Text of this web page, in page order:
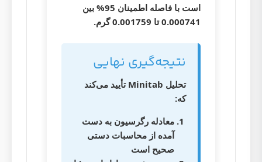
است با فاصله اطمینان 95% بین
0.000741 تا 0.001759 گرم
.
نتیجه‌گیری نهایی
تحلیل Minitab تأیید می‌کند
که:
معادله رگرسیون به دست
آمده از محاسبات دستی
صحیح است